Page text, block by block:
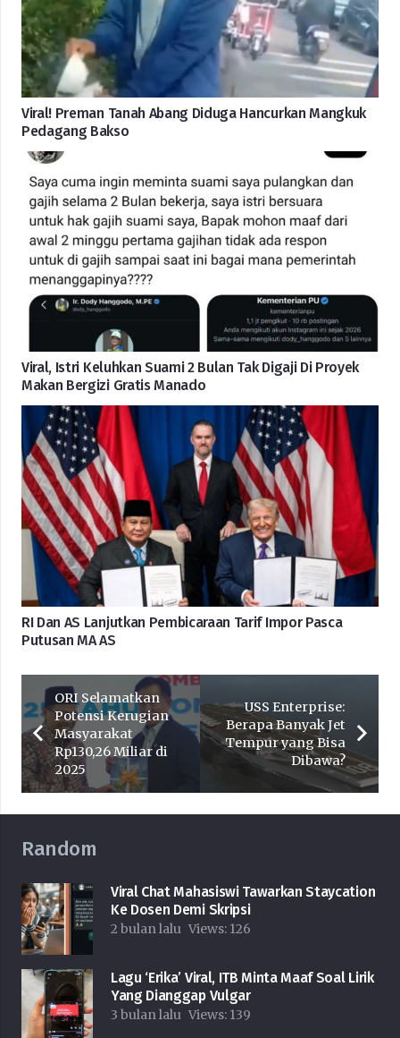
Viral! Preman Tanah Abang Diduga Hancurkan Mangkuk
Pedagang Bakso
Viral, Istri Keluhkan Suami 2 Bulan Tak Digaji Di Proyek
Makan Bergizi Gratis Manado
RI Dan AS Lanjutkan Pembicaraan Tarif Impor Pasca
Putusan MA AS
ORI Selamatkan
Potensi Kerugian
Masyarakat
Rp130,26 Miliar di
2025
USS Enterprise:
Berapa Banyak Jet
Tempur yang Bisa
Dibawa?
Random
Viral Chat Mahasiswi Tawarkan Staycation
Ke Dosen Demi Skripsi
2 bulan lalu Views: 126
Lagu ‘Erika’ Viral, ITB Minta Maaf Soal Lirik
Yang Dianggap Vulgar
3 bulan lalu Views: 139